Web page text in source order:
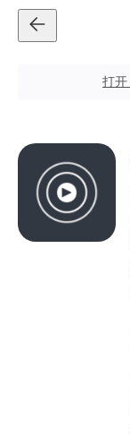
打开